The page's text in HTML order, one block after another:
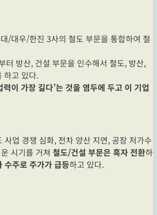
/대우/한진 3사의 철도 부문을 통합하여 철
터 방산, 건설 부문을 인수해서 철도, 방산,
하고 있다.
력이 가장 길다’는 것을 염두에 두고 이 기업
사업 경쟁 심화, 전차 양산 지연, 공장 저가수
시기를 거쳐 철도/건설 부문은 흑자 전환하
수주로 주가가 급등하고 있다.